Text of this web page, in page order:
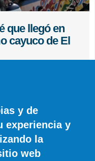
que llegó en
cayuco de El
y de
experiencia y
la
web